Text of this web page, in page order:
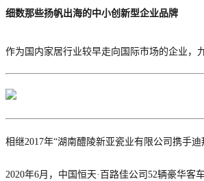
细数那些扬帆出海的中小创新型企业品牌
作为国内家居行业较早走向国际市场的企业，
相继2017年“湖南醴陵新亚瓷业有限公司携手
2020年6月，中国恒天·百路佳公司52辆豪华客